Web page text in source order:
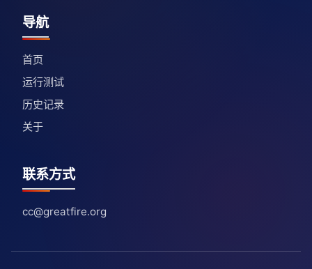
导航
首页
运行测试
历史记录
关于
联系方式
cc@greatfire.org